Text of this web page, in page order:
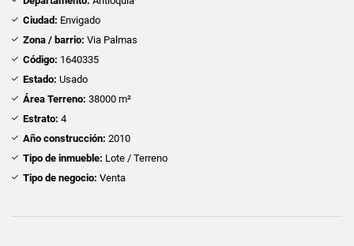
Ciudad: Envigado
Zona / barrio: Via Palmas
Código: 1640335
Estado: Usado
Área Terreno: 38000 m²
Estrato: 4
Año construcción: 2010
Tipo de inmueble: Lote / Terreno
Tipo de negocio: Venta